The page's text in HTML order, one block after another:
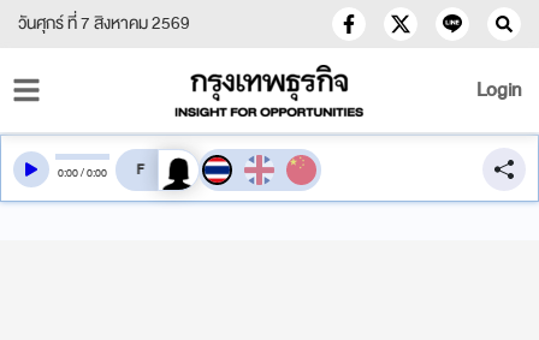
วันศุกร์ ที่ 7 สิงหาคม 2569
Login
0:00/0:00 สลับเสียงอ่าน